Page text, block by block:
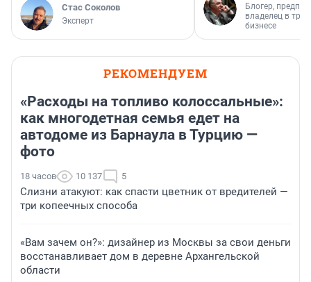
Стас Соколов
Эксперт
Блогер,
владелец в
бизнесе
РЕКОМЕНДУЕМ
«Расходы на топливо колоссальные»:
как многодетная семья едет на
автодоме из Барнаула в Турцию —
фото
18 часов 10 137 5
Слизни атакуют: как спасти цветник от вредителей —
три копеечных способа
«Вам зачем он?»: дизайнер из Москвы за свои деньги
восстанавливает дом в деревне Архангельской
области